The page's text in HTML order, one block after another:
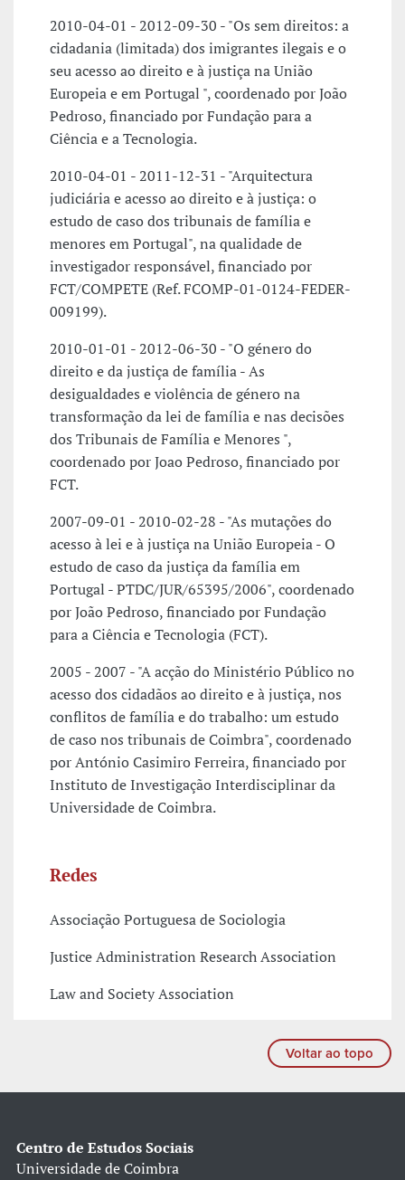
2010-04-01 - 2012-09-30 - "Os sem direitos: a
cidadania (limitada) dos imigrantes ilegais e o
seu acesso ao direito e à justiça na União
Europeia e em Portugal ", coordenado por João
Pedroso, financiado por Fundação para a
Ciência e a Tecnologia.
2010-04-01 - 2011-12-31 - "Arquitectura
judiciária e acesso ao direito e à justiça: o
estudo de caso dos tribunais de família e
menores em Portugal", na qualidade de
investigador responsável, financiado por
FCT/COMPETE (Ref. FCOMP-01-0124-FEDER-
009199).
2010-01-01 - 2012-06-30 - "O género do
direito e da justiça de família - As
desigualdades e violência de género na
transformação da lei de família e nas decisões
dos Tribunais de Família e Menores ",
coordenado por Joao Pedroso, financiado por
FCT.
2007-09-01 - 2010-02-28 - "As mutações do
acesso à lei e à justiça na União Europeia - O
estudo de caso da justiça da família em
Portugal - PTDC/JUR/65395/2006", coordenado
por João Pedroso, financiado por Fundação
para a Ciência e Tecnologia (FCT).
2005 - 2007 - "A acção do Ministério Público no
acesso dos cidadãos ao direito e à justiça, nos
conflitos de família e do trabalho: um estudo
de caso nos tribunais de Coimbra", coordenado
por António Casimiro Ferreira, financiado por
Instituto de Investigação Interdisciplinar da
Universidade de Coimbra.
Redes
Associação Portuguesa de Sociologia
Justice Administration Research Association
Law and Society Association
Voltar ao topo
Centro de Estudos Sociais
Universidade de Coimbra